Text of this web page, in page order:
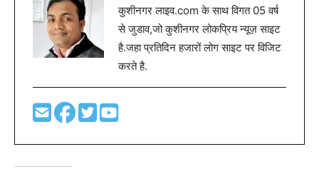
कुशीनगर लाइव.com के साथ विगत 05 वर्ष
से जुडाव,जो कुशीनगर लोकप्रिय न्यूज़ साइट
है.जहा प्रतिदिन हजारों लोग साइट पर विजिट
करते है.